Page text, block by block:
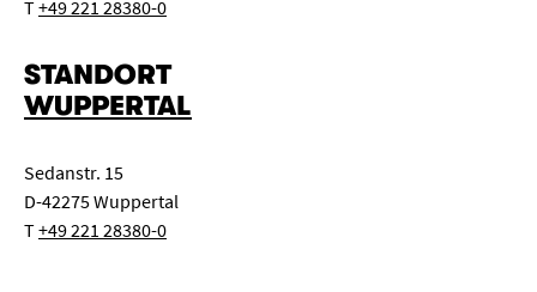
T+49 221 28380-0
STANDORT
WUPPERTAL
Sedanstr. 15
D-42275 Wuppertal
T+49 221 28380-0